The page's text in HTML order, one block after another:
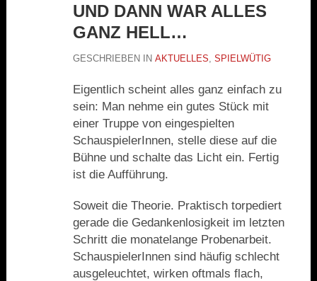
UND DANN WAR ALLES
GANZ HELL…
GESCHRIEBEN IN AKTUELLES SPIELWÜTIG
Eigentlich scheint alles ganz einfach zu
sein: Man nehme ein gutes Stück mit
einer Truppe von eingespielten
SchauspielerInnen, stelle diese auf die
Bühne und schalte das Licht ein. Fertig
ist die Aufführung.
Soweit die Theorie. Praktisch torpediert
gerade die Gedankenlosigkeit im letzten
Schritt die monatelange Probenarbeit.
SchauspielerInnen sind häufig schlecht
ausgeleuchtet, wirken oftmals flach,